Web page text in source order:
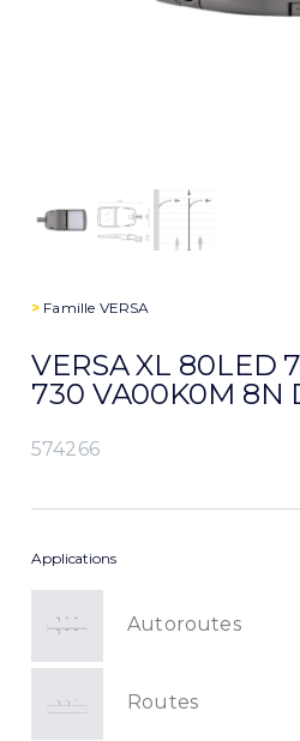
> Famille VERSA
VERSA XL 80LED
730 VA00K0M 8N
574266
Applications
Autoroutes
Routes